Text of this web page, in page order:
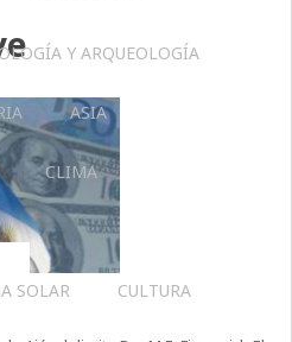
Y ARQUEOLOGÍA
ASIA
CLIMA
SOLAR CULTURA